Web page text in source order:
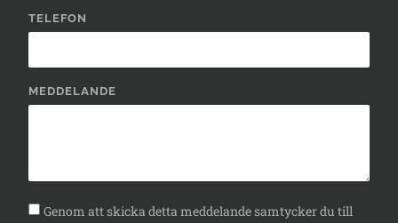
TELEFON
MEDDELANDE
Genom att skicka detta meddelande samtycker du till